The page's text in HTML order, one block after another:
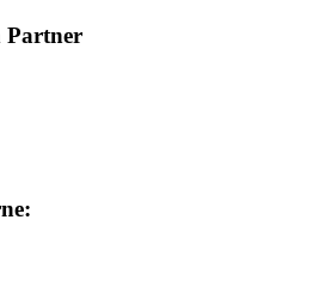
Partner